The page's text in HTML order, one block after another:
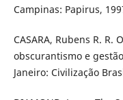
Campinas: Papirus,
CASARA, Rubens R.
obscurantismo e
Janeiro: Civilização